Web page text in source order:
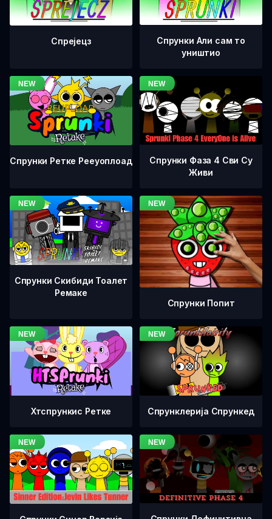
Спрејецз
Спрунки Али сам то
уништио
Спрунки Ретке Рееуоплоад
Спрунки Фаза 4 Сви Су
Живи
Спрунки Скибиди Тоалет
Ремаке
Спрунки Попит
Хтспрункис Ретке Спрунклерија Спрункед